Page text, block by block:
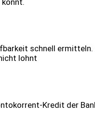
schnell ermitteln.
lohnt
Kredit der